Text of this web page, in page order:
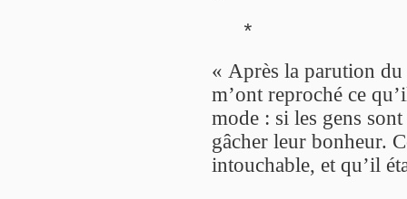
*
« Après la parution du
m’ont reproché ce
mode : si les gens
gâcher leur bonheur.
intouchable, et qu’il